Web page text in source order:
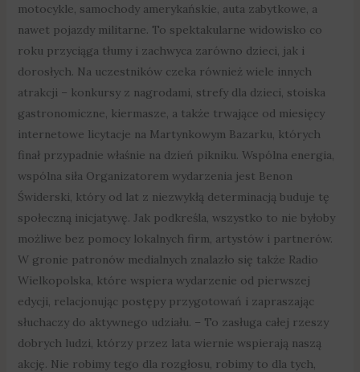
motocykle, samochody amerykańskie, auta zabytkowe, a
nawet pojazdy militarne. To spektakularne widowisko co
roku przyciąga tłumy i zachwyca zarówno dzieci, jak i
dorosłych. Na uczestników czeka również wiele innych
atrakcji – konkursy z nagrodami, strefy dla dzieci, stoiska
gastronomiczne, kiermasze, a także trwające od miesięcy
internetowe licytacje na Martynkowym Bazarku, których
finał przypadnie właśnie na dzień pikniku. Wspólna energia,
wspólna siła Organizatorem wydarzenia jest Benon
Świderski, który od lat z niezwykłą determinacją buduje tę
społeczną inicjatywę. Jak podkreśla, wszystko to nie byłoby
możliwe bez pomocy lokalnych firm, artystów i partnerów.
W gronie patronów medialnych znalazło się także Radio
Wielkopolska, które wspiera wydarzenie od pierwszej
edycji, relacjonując postępy przygotowań i zapraszając
słuchaczy do aktywnego udziału. – To zasługa całej rzeszy
dobrych ludzi, którzy przez lata wiernie wspierają naszą
akcję. Nie robimy tego dla rozgłosu, robimy to dla tych,